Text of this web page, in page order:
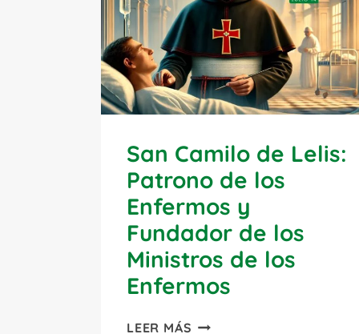
San Camilo de Lelis:
Patrono de los
Enfermos y
Fundador de los
Ministros de los
Enfermos
LEER MÁS SAN